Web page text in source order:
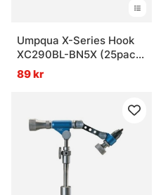
Umpqua X-Series Hook
XC290BL-BN5X (25pack)
Wet
89 kr